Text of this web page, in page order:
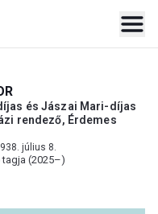
és Jászai Mari-díjas
rendező, Érdemes
július 8.
(2025–)